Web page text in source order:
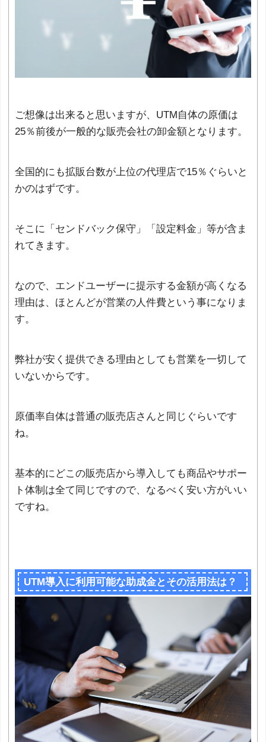
ご想像は出来ると思いますが、UTM自体の原価は
25％前後が一般的な販売会社の卸金額となります。
全国的にも拡販台数が上位の代理店で15％ぐらいと
かのはずです。
そこに「センドバック保守」「設定料金」等が含ま
れてきます。
なので、エンドユーザーに提示する金額が高くなる
理由は、ほとんどが営業の人件費という事になりま
す。
弊社が安く提供できる理由としても営業を一切して
いないからです。
原価率自体は普通の販売店さんと同じぐらいです
ね。
基本的にどこの販売店から導入しても商品やサポー
ト体制は全て同じですので、なるべく安い方がいい
ですね。
UTM導入に利用可能な助成金とその活用法は？